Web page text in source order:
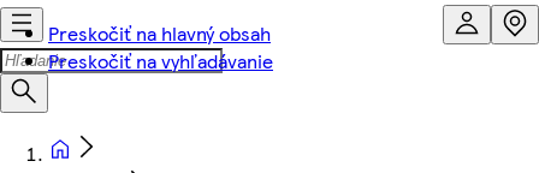
Preskočiť na hlavný obsah
Preskočiť na vyhľadávanie